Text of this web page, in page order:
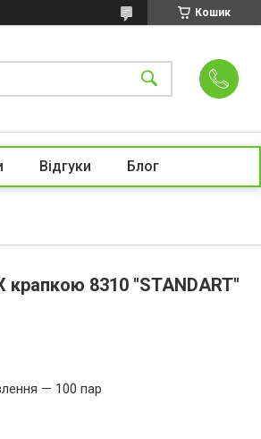
Кошик
Відгуки Блог
крапкою 8310 "STANDART"
— 100 пар